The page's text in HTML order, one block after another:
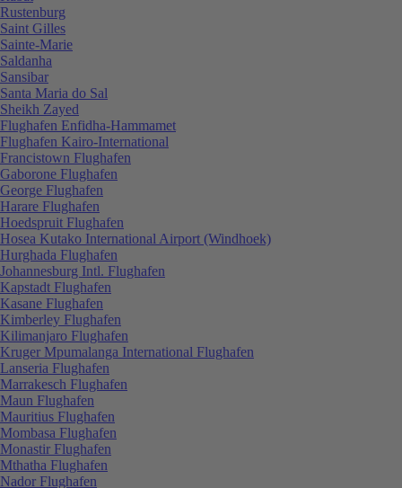
Rustenburg
Saint Gilles
Sainte-Marie
Saldanha
Sansibar
Santa Maria do Sal
Sheikh Zayed
Flughafen Enfidha-Hammamet
Flughafen Kairo-International
Francistown Flughafen
Gaborone Flughafen
George Flughafen
Harare Flughafen
Hoedspruit Flughafen
Hosea Kutako International Airport (Windhoek)
Hurghada Flughafen
Johannesburg Intl. Flughafen
Kapstadt Flughafen
Kasane Flughafen
Kimberley Flughafen
Kilimanjaro Flughafen
Kruger Mpumalanga International Flughafen
Lanseria Flughafen
Marrakesch Flughafen
Maun Flughafen
Mauritius Flughafen
Mombasa Flughafen
Monastir Flughafen
Mthatha Flughafen
Nador Flughafen